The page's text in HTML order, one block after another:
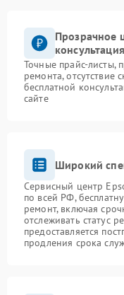
Прозрачное
консультация
Точные прайс-листы,
ремонта, отсутствие
бесплатной
сайте
Широкий
Сервисный центр
по всей РФ,
ремонт, включая
отслеживать статус
предоставляется
продления срока